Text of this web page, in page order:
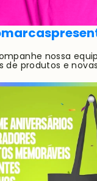
nossa
de produtos e